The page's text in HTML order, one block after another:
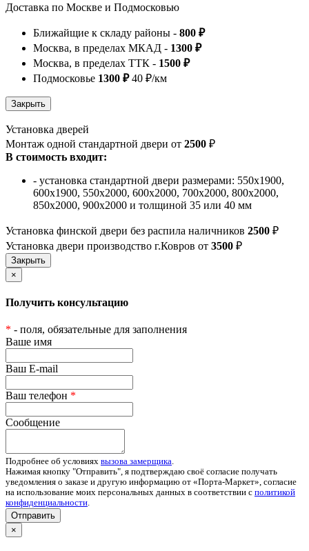
Доставка по Москве и Подмосковью
Ближайщие к складу районы - 800 ₽
Москва, в пределах МКАД - 1300 ₽
Москва, в пределах ТТК - 1500 ₽
Подмосковье 1300 ₽40 ₽/км
Установка дверей
Монтаж одной стандартной двери от 2500 ₽
В стоимость входит:
- установка стандартной двери размерами: 550х1900,
600х1900, 550х2000, 600х2000, 700х2000, 800х2000,
850х2000, 900х2000 и толщиной 35 или 40 мм
Установка финской двери без распила наличников 2500 ₽
Установка двери производство г.Ковров от 3500 ₽
×
Получить консультацию
* - поля, обязательные для заполнения
Ваше имя
Ваш E-mail
Ваш телефон *
Сообщение
Подробнее об условиях вызова замерщика.
Нажимая кнопку "Отправить", я подтверждаю своё согласие получать
уведомления о заказе и другую информацию от «Порта-Маркет», согласие
на использование моих персональных данных в соответствии с политикой
конфиденциальности.
Отправить
×